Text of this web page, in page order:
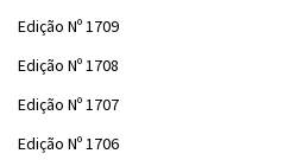
Edição Nº 1709
Edição Nº 1708
Edição Nº 1707
Edição Nº 1706